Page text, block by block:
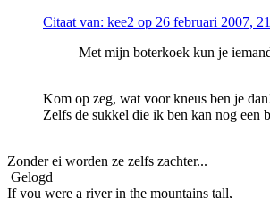
Citaat van: kee2 op 26 februari 2007,
Met mijn boterkoek kun je
Kom op zeg, wat voor kneus ben je
Zelfs de sukkel die ik ben kan nog een
Zonder ei worden ze zelfs zachter...
Gelogd
If you were a river in the mountains tall,